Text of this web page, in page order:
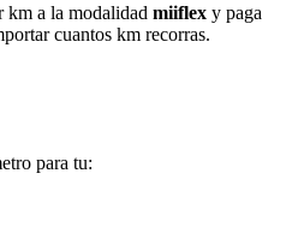
km a la modalidad miiflex y paga
cuantos km recorras.
para tu: